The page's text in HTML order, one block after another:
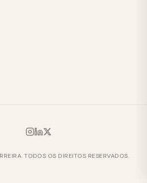
TODOS OS DIREITOS RESERVADOS.